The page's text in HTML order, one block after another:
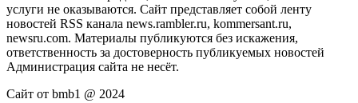
услуги не оказываются. Сайт представляет собой ленту
новостей RSS канала news.rambler.ru, kommersant.ru,
newsru.com. Материалы публикуются без искажения,
ответственность за достоверность публикуемых новостей
Администрация сайта не несёт.
Сайт от bmb1 @ 2024